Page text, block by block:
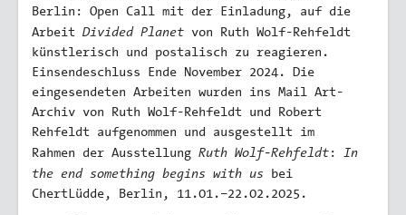
Berlin: Open Call mit der Einladung, auf die
Arbeit Divided Planet von Ruth Wolf-Rehfeldt
künstlerisch und postalisch zu reagieren.
Einsendeschluss Ende November 2024. Die
eingesendeten Arbeiten wurden ins Mail Art-
Archiv von Ruth Wolf-Rehfeldt und Robert
Rehfeldt aufgenommen und ausgestellt im
Rahmen der Ausstellung Ruth Wolf-Rehfeldt : In
the end something begins with us bei
ChertLüdde, Berlin, 11.01.–22.02.2025.